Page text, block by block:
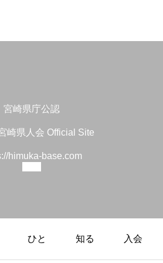
宮崎県庁公認
崎県人会 Official Site
himuka-base.com
ひと 知る 入会